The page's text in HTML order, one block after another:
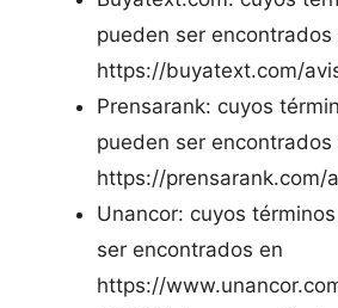
pueden ser encontrados
https://buyatext.com/
Prensarank: cuyos
pueden ser encontrados
https://prensarank.com/
Unancor: cuyos
ser encontrados en
https://